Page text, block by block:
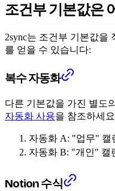
조건부 기본값은
2sync는 조건부 기본값을
를 얻을 수 있습니다:
복수 자동화
다른 기본값을 가진 별도
자동화 사용을 참조하세
자동화 A: "업무" 캘
자동화 B: "개인" 캘
Notion 수식